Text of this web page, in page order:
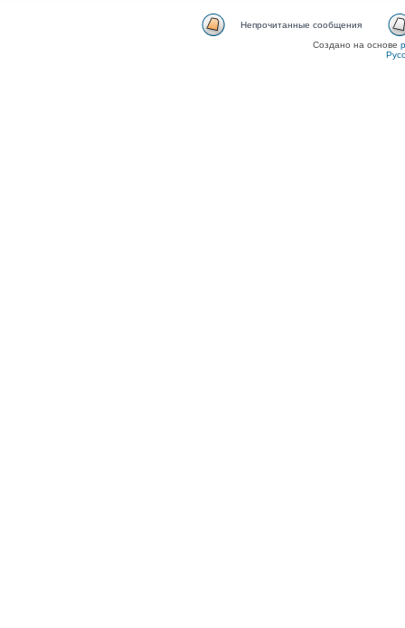
Непрочитанные сообщения
Создано на основе